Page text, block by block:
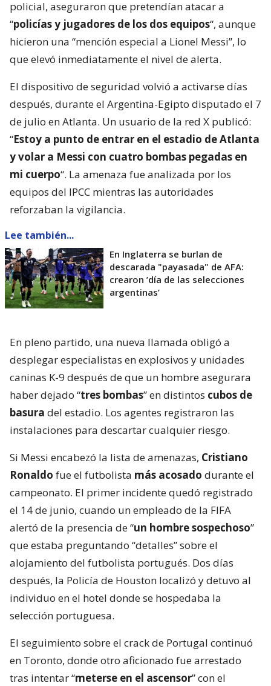
policial, aseguraron que pretendían atacar a
“policías y jugadores de los dos equipos“, aunque
hicieron una “mención especial a Lionel Messi”, lo
que elevó inmediatamente el nivel de alerta.
El dispositivo de seguridad volvió a activarse días
después, durante el Argentina-Egipto disputado el 7
de julio en Atlanta. Un usuario de la red X publicó:
“Estoy a punto de entrar en el estadio de Atlanta
y volar a Messi con cuatro bombas pegadas en
mi cuerpo“. La amenaza fue analizada por los
equipos del IPCC mientras las autoridades
reforzaban la vigilancia.
Lee también...
En Inglaterra se burlan de
descarada "payasada" de AFA:
crearon ’día de las selecciones
argentinas’
En pleno partido, una nueva llamada obligó a
desplegar especialistas en explosivos y unidades
caninas K-9 después de que un hombre asegurara
haber dejado “tres bombas” en distintos cubos de
basura del estadio. Los agentes registraron las
instalaciones para descartar cualquier riesgo.
Si Messi encabezó la lista de amenazas, Cristiano
Ronaldo fue el futbolista más acosado durante el
campeonato. El primer incidente quedó registrado
el 14 de junio, cuando un empleado de la FIFA
alertó de la presencia de “un hombre sospechoso”
que estaba preguntando “detalles” sobre el
alojamiento del futbolista portugués. Dos días
después, la Policía de Houston localizó y detuvo al
individuo en el hotel donde se hospedaba la
selección portuguesa.
El seguimiento sobre el crack de Portugal continuó
en Toronto, donde otro aficionado fue arrestado
tras intentar “meterse en el ascensor” con el